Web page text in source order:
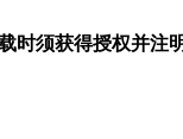
时须获得授权并